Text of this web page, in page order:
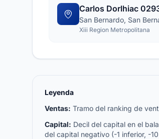
Carlos Dorlhiac
San Bernardo, San
Xiii Region Metropolitana
Leyenda
Ventas: Tramo del ranking de
Capital: Decil del capital en el
del capital negativo (-1 inferior, -